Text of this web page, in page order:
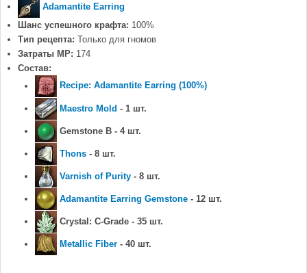
Adamantite Earring
Шанс успешного крафта: 100%
Тип рецепта: Только для гномов
Затраты MP: 174
Состав:
Recipe: Adamantite Earring (100%)
Maestro Mold - 1 шт.
Gemstone B - 4 шт.
Thons - 8 шт.
Varnish of Purity - 8 шт.
Adamantite Earring Gemstone - 12 шт.
Crystal: C-Grade - 35 шт.
Metallic Fiber - 40 шт.